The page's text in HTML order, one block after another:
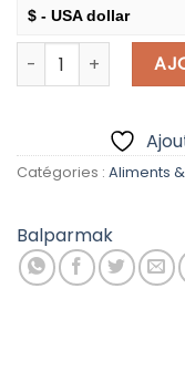
était :
$ - USA dollar
€ - European Euro
quantité de Miel de
Catégories : Aliments
Balparmak